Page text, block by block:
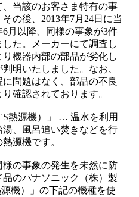
当該のお客さま特有の事
の後、2013年7月24日に当
月以降、同様の事象が3件
た。メーカーにて調査し
機器内部の部品が劣化し
明いたしました。なお、
問題はなく、部品の不良
確認されております。
熱源機）」 … 温水を利用
、風呂追い焚きなどを行
源機です。
の事象の発生を未然に防
のパナソニック（株）製
機）」の下記の機種を使